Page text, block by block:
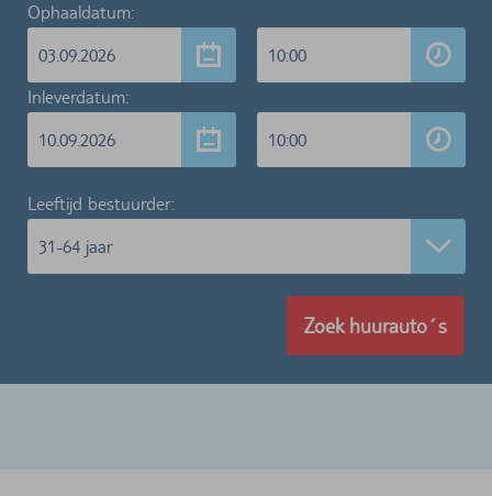
Ophaaldatum:
03.09.2026
10:00
Inleverdatum:
10.09.2026
10:00
Leeftijd bestuurder:
31-64 jaar
Zoek huurauto´s